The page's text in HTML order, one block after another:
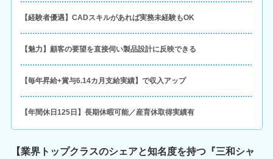
【経験者優遇】CADスキルがあれば実務未経験もOK
【魅力】顧客の要望を直接伺い製品設計に反映できる
【毎年昇給+賞与6.14カ月支給実績】で収入アップ
【年間休日125日】長期休暇可能／産育休取得実績有
【業界トップクラスのシェアと知名度を持つ『三和シャ